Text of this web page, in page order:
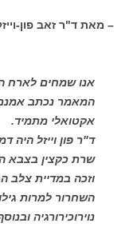
– מאת ד"ר זאב פון-
אנו שמחים לארח
אקטואלי מתמיד.
ד"ר פון וייזל היה
שרת כקצין בצבא
וזכה במדיית צלב
השחרור למרות
נוירוכירורגיה